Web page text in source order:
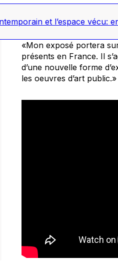
et l’espace vécu:
«Mon exposé portera
présents en France. Il
d’une nouvelle forme
les oeuvres d’art public.»